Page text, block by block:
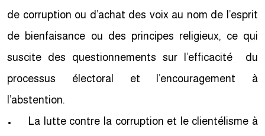
de corruption ou d’achat des voix au nom de l’esprit
de bienfaisance ou des principes religieux, ce qui
suscite des questionnements sur l’efficacité du
processus électoral et l’encouragement à
l’abstention.
• La lutte contre la corruption et le clientélisme à